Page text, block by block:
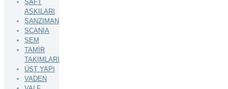
ŞAFT
ASKILARI
ŞANZIMAN
SCANİA
ŞEM
TAMİR
TAKIMLARI
ÜST YAPI
VADEN